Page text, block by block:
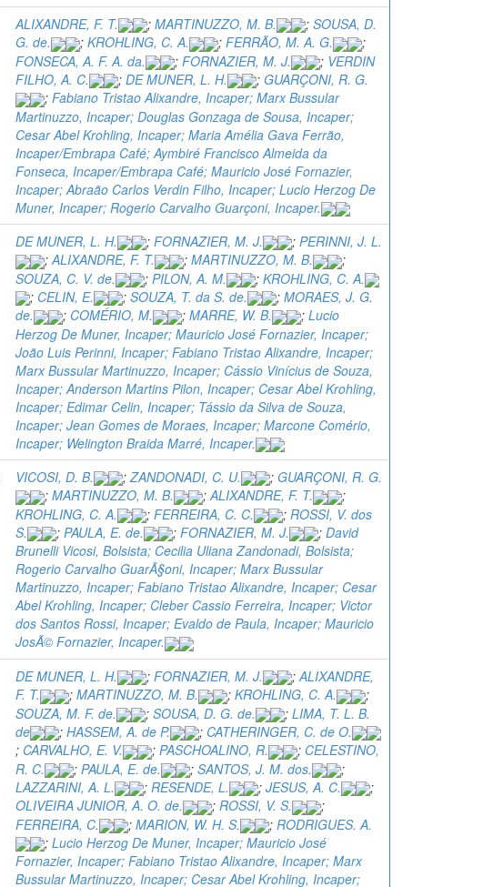
ALIXANDRE, F. T. ; MARTINUZZO, M. B. ; SOUSA, D.
G. de.
; KROHLING, C. A. ; FERRÃO, M. A. G.
;
FONSECA, A. F. A. da.
; FORNAZIER, M. J. ; VERDIN
FILHO, A. C.
; DE MUNER, L. H. ; GUARÇONI, R. G.
; Fabiano Tristao Alixandre, Incaper; Marx Bussular
Martinuzzo, Incaper; Douglas Gonzaga de Sousa, Incaper;
Cesar Abel Krohling, Incaper; Maria Amélia Gava Ferrão,
Incaper/Embrapa Café; Aymbiré Francisco Almeida da
Fonseca, Incaper/Embrapa Café; Mauricio José Fornazier,
Incaper; Abraão Carlos Verdin Filho, Incaper; Lucio Herzog De
Muner, Incaper; Rogerio Carvalho Guarçoni, Incaper.
DE MUNER, L. H. ; FORNAZIER, M. J. ; PERINNI, J. L.
;ALIXANDRE, F. T. ; MARTINUZZO, M. B.
;
SOUZA, C. V. de.
; PILON, A. M. ; KROHLING, C. A.
; CELIN, E. ; SOUZA, T. da S. de. ; MORAES, J. G.
de.
; COMÉRIO, M. ; MARRE, W. B. ; Lucio
Herzog De Muner, Incaper; Mauricio José Fornazier, Incaper;
João Luis Perinni, Incaper; Fabiano Tristao Alixandre, Incaper;
Marx Bussular Martinuzzo, Incaper; Cássio Vinícius de Souza,
Incaper; Anderson Martins Pilon, Incaper; Cesar Abel Krohling,
Incaper; Edimar Celin, Incaper; Tássio da Silva de Souza,
Incaper; Jean Gomes de Moraes, Incaper; Marcone Comério,
Incaper; Welington Braida Marré, Incaper.
VICOSI, D. B. ;ZANDONADI, C. U. ; GUARÇONI, R. G.
; MARTINUZZO, M. B. ;ALIXANDRE, F. T.
;
KROHLING, C. A.
; FERREIRA, C. C. ; ROSSI, V. dos
S.
; PAULA, E. de. ; FORNAZIER, M. J. ; David
Brunelli Vicosi, Bolsista; Cecilia Uliana Zandonadi, Bolsista;
Rogerio Carvalho GuarÃ§oni, Incaper; Marx Bussular
Martinuzzo, Incaper; Fabiano Tristao Alixandre, Incaper; Cesar
Abel Krohling, Incaper; Cleber Cassio Ferreira, Incaper; Victor
dos Santos Rossi, Incaper; Evaldo de Paula, Incaper; Mauricio
JosÃ© Fornazier, Incaper.
DE MUNER, L. H. ; FORNAZIER, M. J. ;ALIXANDRE,
F. T.
; MARTINUZZO, M. B. ; KROHLING, C. A.
;
SOUZA, M. F. de.
; SOUSA, D. G. de. ; LIMA, T. L. B.
de
; HASSEM, A. de P. ; CATHERINGER, C. de O.
; CARVALHO, E. V. ; PASCHOALINO, R. ; CELESTINO,
R. C.
; PAULA, E. de. ; SANTOS, J. M. dos.
;
LAZZARINI, A. L.
; RESENDE, L. ; JESUS, A. C.
;
OLIVEIRA JUNIOR, A. O. de.
; ROSSI, V. S.
;
FERREIRA, C.
; MARION, W. H. S. ; RODRIGUES. A.
; Lucio Herzog De Muner, Incaper; Mauricio José
Fornazier, Incaper; Fabiano Tristao Alixandre, Incaper; Marx
Bussular Martinuzzo, Incaper; Cesar Abel Krohling, Incaper;